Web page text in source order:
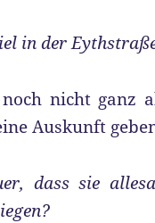
in der
nicht ganz
Auskunft
dass sie